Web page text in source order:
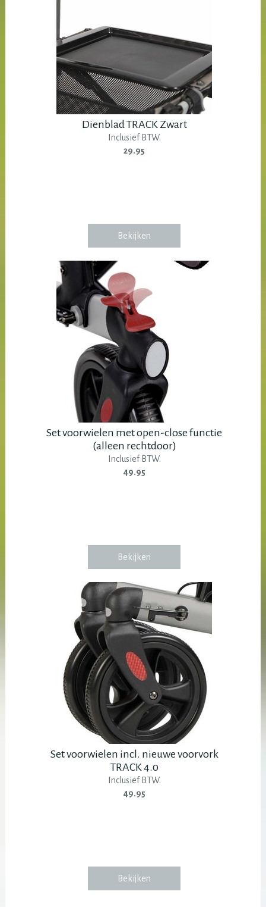
Dienblad TRACK Zwart
Inclusief BTW.
29.95
Bekijken
Set voorwielen met open-close functie
(alleen rechtdoor)
Inclusief BTW.
49.95
Bekijken
Set voorwielen incl. nieuwe voorvork
TRACK 4.0
Inclusief BTW.
49.95
Bekijken